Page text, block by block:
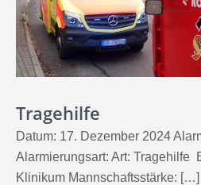
Tragehilfe
Datum: 17. Dezember 2024
Alarmierungsart: Art: Tragehilfe
Klinikum Mannschaftsstärke: […]